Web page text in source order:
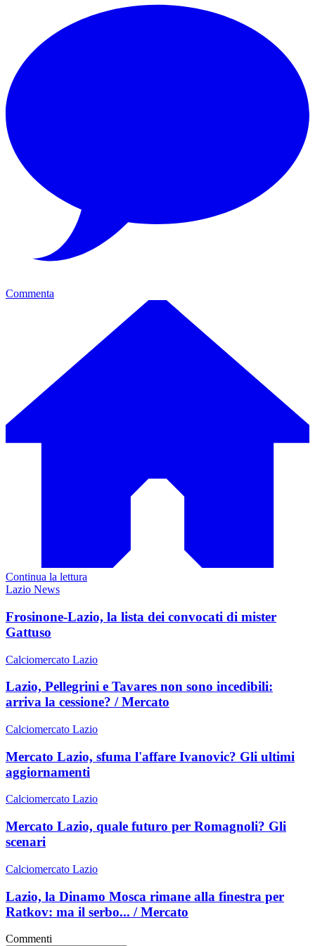
Commenta
Continua la lettura
Lazio News
Frosinone-Lazio, la lista dei convocati di mister
Gattuso
Calciomercato Lazio
Lazio, Pellegrini e Tavares non sono incedibili:
arriva la cessione? / Mercato
Calciomercato Lazio
Mercato Lazio, sfuma l'affare Ivanovic? Gli ultimi
aggiornamenti
Calciomercato Lazio
Mercato Lazio, quale futuro per Romagnoli? Gli
scenari
Calciomercato Lazio
Lazio, la Dinamo Mosca rimane alla finestra per
Ratkov: ma il serbo... / Mercato
Commenti